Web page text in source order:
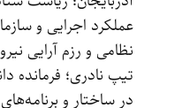
عملکرد اجرایی و
نظامی و رزم آرایی
تیپ نادری‌؛ فرمانده
در ساختار و